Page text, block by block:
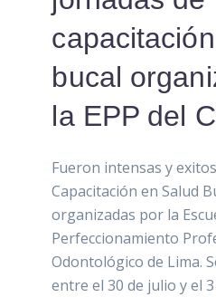
bucal
la EPP del
Fueron intensas y
Capacitación en Salud
organizadas por la
Perfeccionamiento
Odontológico de Lima.
entre el 30 de julio y el